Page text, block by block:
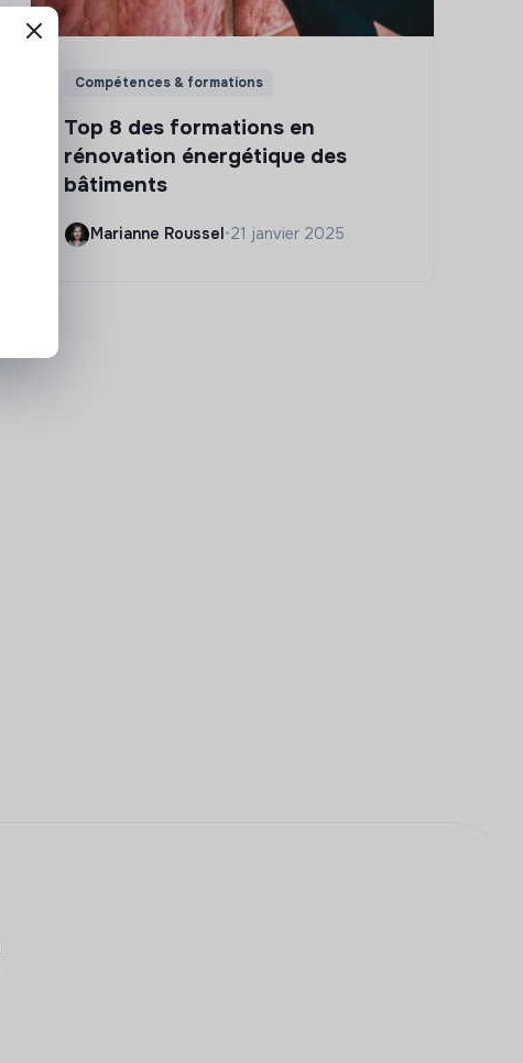
Compétences & formations
Top 8 des formations en
rénovation énergétique des
bâtiments
Marianne Roussel•21 janvier 2025